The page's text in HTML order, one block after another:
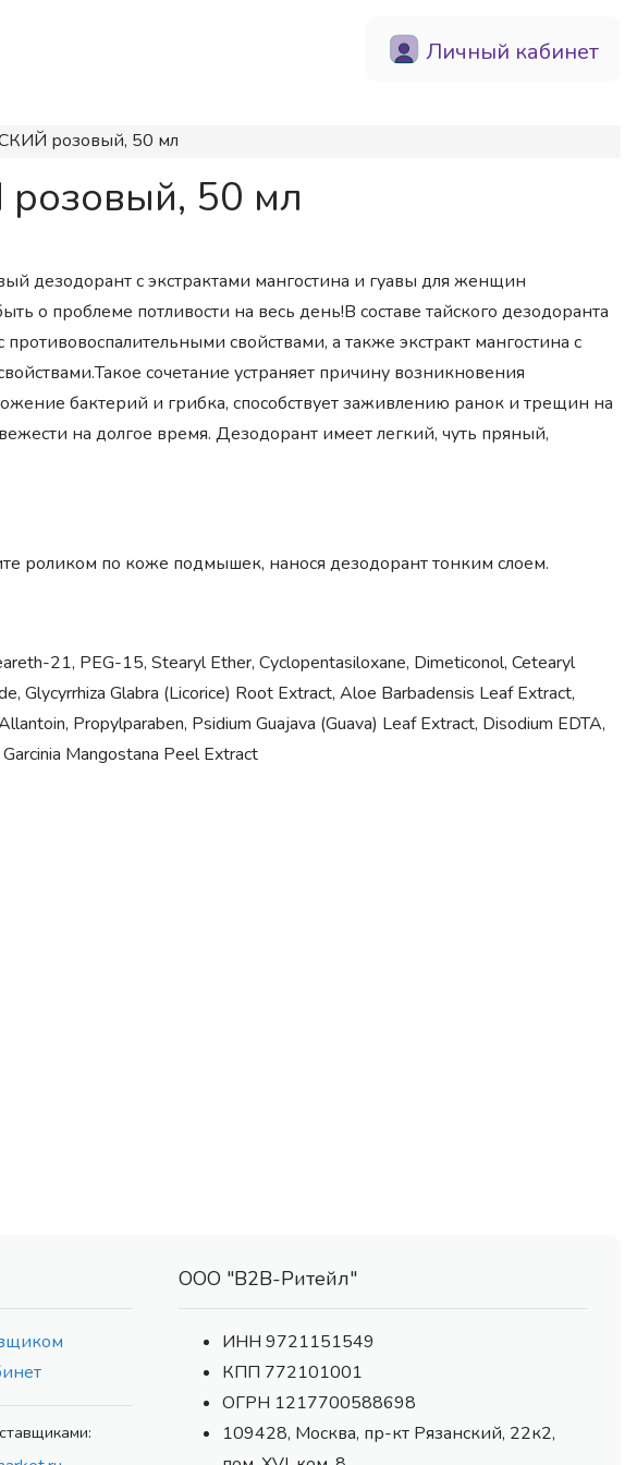
Личный кабинет
розовый, 50 мл
50 мл
дезодорант с экстрактами мангостина и гуавы для женщин
о проблеме потливости на весь день!В составе тайского дезодоранта
свойствами, а также экстракт мангостина с
сочетание устраняет причину возникновения
бактерий и грибка, способствует заживлению ранок и трещин на
на долгое время. Дезодорант имеет легкий, чуть пряный,
роликом по коже подмышек, нанося дезодорант тонким слоем.
21, PEG-15, Stearyl Ether, Cyclopentasiloxane, Dimeticonol, Cetearyl
Glycyrrhiza Glabra (Licorice) Root Extract, Aloe Barbadensis Leaf Extract,
Propylparaben, Psidium Guajava (Guava) Leaf Extract, Disodium EDTA,
Mangostana Peel Extract
ООО "В2В-Ритейл"
ИНН 9721151549
КПП 772101001
ОГРН 1217700588698
109428, Москва, пр-кт Рязанский, 22к2,